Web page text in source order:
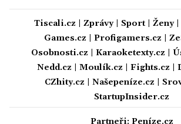
Tiscali.cz Zprávy| Sport| Ženy|
Games.cz
Profigamers.cz
Osobnosti.cz
Karaoketexty.cz
Nedd.cz
Moulík.cz Fights.cz
CZhity.cz
Našepeníze.cz
StartupInsider.cz